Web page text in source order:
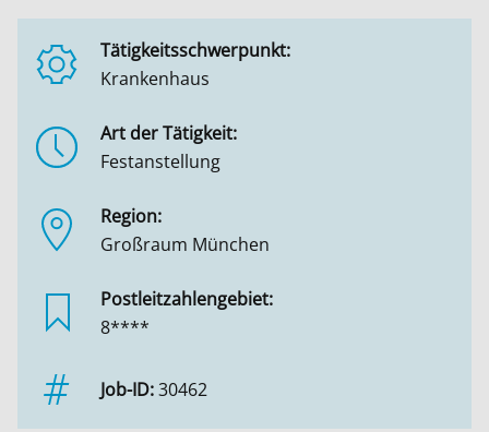
Tätigkeitsschwerpunkt:
Krankenhaus
Art der Tätigkeit:
Festanstellung
Region:
Großraum München
Postleitzahlengebiet:
8****
Job-ID:30462